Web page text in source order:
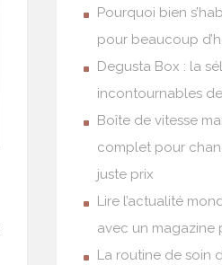
Pourquoi bien
pour beaucoup
Degusta Box : la
incontournables de
Boîte de vitesse
complet pour
juste prix
Lire l’actualité
avec un magazine
La routine de soin